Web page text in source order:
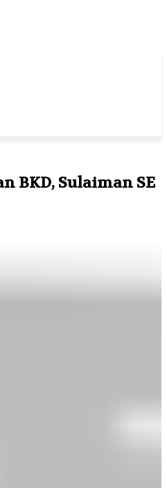
BKD, Sulaiman SE